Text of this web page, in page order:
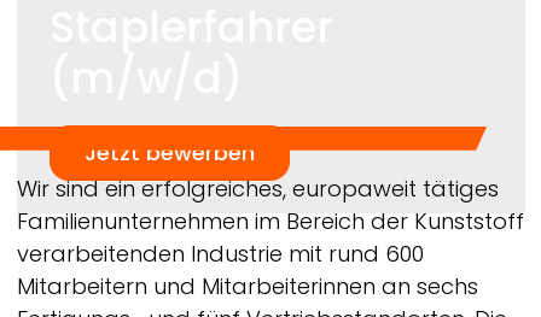
Jetzt bewerben
Breadcrumb
Wir sind ein erfolgreiches, europaweit tätiges
Familienunternehmen im Bereich der Kunststoff
verarbeitenden Industrie mit rund 600
Mitarbeitern und Mitarbeiterinnen an sechs